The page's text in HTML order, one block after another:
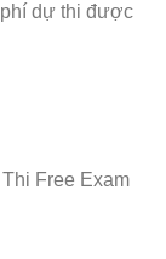
dự thi được
Free Exam